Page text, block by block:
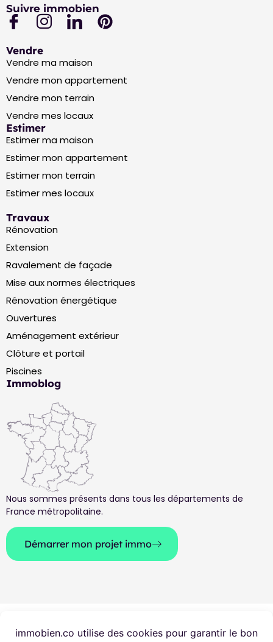
Suivre immobien
Vendre
Vendre ma maison
Vendre mon appartement
Vendre mon terrain
Vendre mes locaux
Estimer
Estimer ma maison
Estimer mon appartement
Estimer mon terrain
Estimer mes locaux
Travaux
Rénovation
Extension
Ravalement de façade
Mise aux normes électriques
Rénovation énergétique
Ouvertures
Aménagement extérieur
Clôture et portail
Piscines
Immoblog
Nous sommes présents dans tous les départements de
France métropolitaine.
Démarrer mon projet immo